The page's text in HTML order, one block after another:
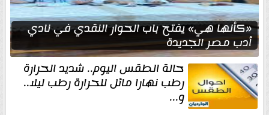
«كأنها هي» يفتح باب الحوار النقدي في نادي
أدب مصر الجديدة
حالة الطقس اليوم.. شديد الحرارة
رطب نهارا مائل للحرارة رطب ليلا..
و...